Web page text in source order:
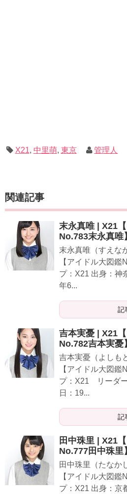
X21, 中里萌, 東京 管理人
関連記事
末永真唯 | X21
No.783末永真唯】
末永真唯（すえな
【アイドル大図鑑
プ：X21 出身：神
年6...
記
吉本実憂 | X21
No.782吉本実憂】
吉本実憂（よしも
【アイドル大図鑑
プ：X21 リーダ
日：19...
記
田中珠里 | X21
No.777田中珠里】
田中珠里（たなか
【アイドル大図鑑
プ：X21 出身：京